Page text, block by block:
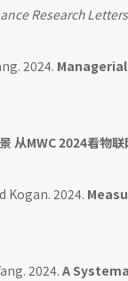
Research Letters
2024.
从MWC 2024看物
Kogan. 2024.
2024. A